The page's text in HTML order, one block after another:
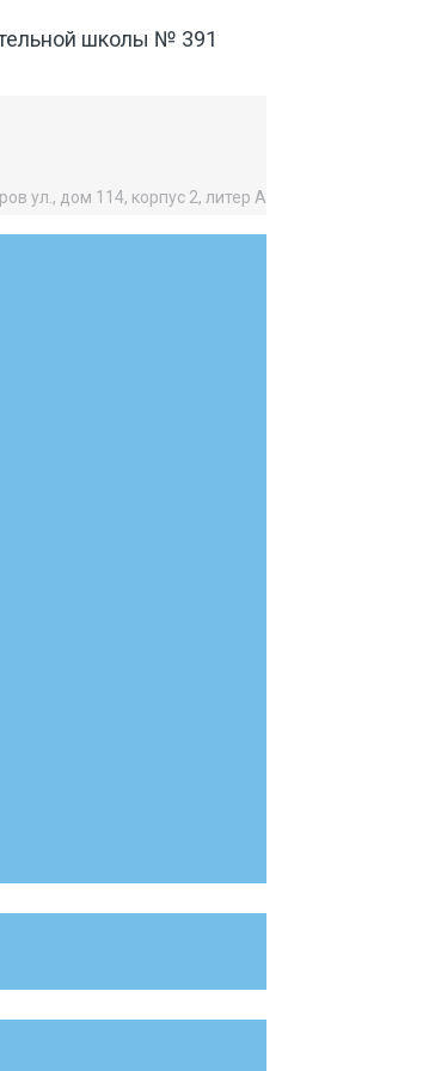
школы № 391
ул., дом 114, корпус 2, литер А